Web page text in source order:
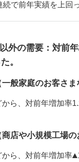
で前年実績を上回っ
外の需要：対前
。
一般家庭のお客さま
ら、対前年増加率
商店や小規模工場の
ら、対前年増加率